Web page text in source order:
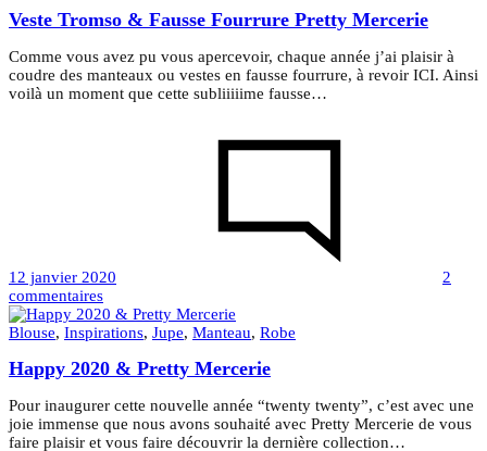
Naima
Albane
Veste Tromso & Fausse Fourrure Pretty Mercerie
Comme vous avez pu vous apercevoir, chaque année j’ai plaisir à
coudre des manteaux ou vestes en fausse fourrure, à revoir ICI. Ainsi
voilà un moment que cette subliiiiime fausse…
12 janvier 2020
2
commentairessur
Veste
Tromso
Fausse
Pretty
Mercerie
Blouse, Inspirations, Jupe, Manteau, Robe
Happy 2020 & Pretty Mercerie
Pour inaugurer cette nouvelle année “twenty twenty”, c’est avec une
joie immense que nous avons souhaité avec Pretty Mercerie de vous
faire plaisir et vous faire découvrir la dernière collection…